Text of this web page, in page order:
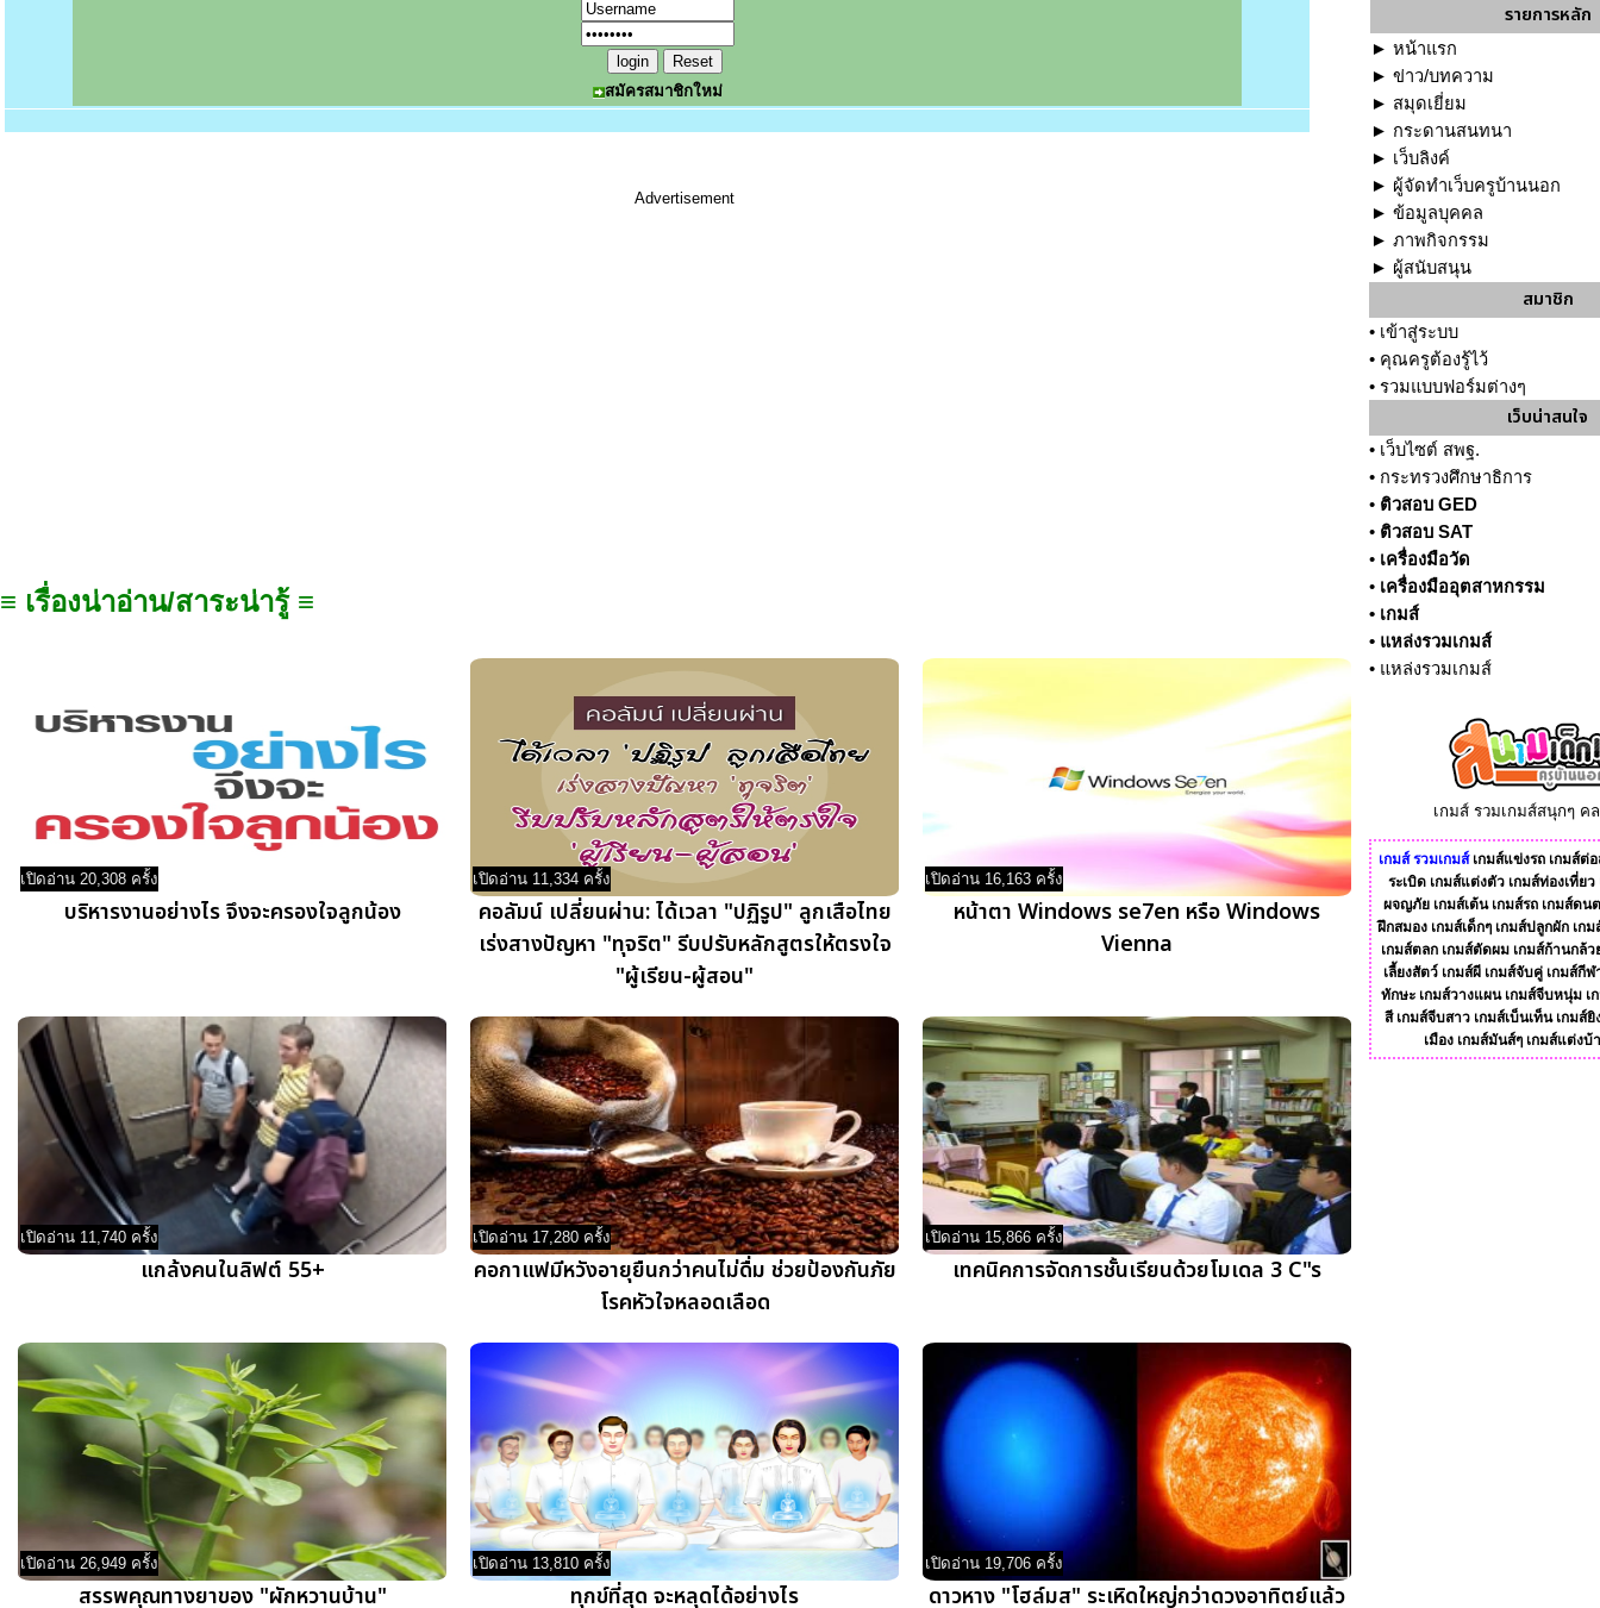
สมัครสมาชิกใหม่
Advertisement
≡ เรื่องน่าอ่าน/สาระน่ารู้ ≡
เปิดอ่าน 20,308 ครั้ง
บริหารงานอย่างไร จึงจะครองใจลูกน้อง
เปิดอ่าน 11,334 ครั้ง
คอลัมน์ เปลี่ยนผ่าน: ได้เวลา "ปฏิรูป" ลูกเสือไทย
เร่งสางปัญหา "ทุจริต" รีบปรับหลักสูตรให้ตรงใจ
"ผู้เรียน-ผู้สอน"
เปิดอ่าน 16,163 ครั้ง
หน้าตา Windows se7en หรือ Windows
Vienna
เปิดอ่าน 11,740 ครั้ง
แกล้งคนในลิฟต์ 55+
เปิดอ่าน 17,280 ครั้ง
คอกาแฟมีหวังอายุยืนกว่าคนไม่ดื่ม ช่วยป้องกันภัย
โรคหัวใจหลอดเลือด
เปิดอ่าน 15,866 ครั้ง
เทคนิคการจัดการชั้นเรียนด้วยโมเดล 3 C"s
เปิดอ่าน 26,949 ครั้ง
สรรพคุณทางยาของ "ผักหวานบ้าน"
เปิดอ่าน 13,810 ครั้ง
ทุกข์ที่สุด จะหลุดได้อย่างไร
เปิดอ่าน 19,706 ครั้ง
ดาวหาง "โฮล์มส" ระเหิดใหญ่กว่าดวงอาทิตย์แล้ว
รายการหลัก
► หน้าแรก
► ข่าว/บทความ
► สมุดเยี่ยม
► กระดานสนทนา
► เว็บลิงค์
► ผู้จัดทำเว็บครูบ้านนอก
► ข้อมูลบุคคล
► ภาพกิจกรรม
► ผู้สนับสนุน
สมาชิก
• เข้าสู่ระบบ
• คุณครูต้องรู้ไว้
• รวมแบบฟอร์มต่างๆ
เว็บน่าสนใจ
• เว็บไซต์ สพฐ.
• กระทรวงศึกษาธิการ
• ติวสอบ GED
• ติวสอบ SAT
• เครื่องมือวัด
• เครื่องมืออุตสาหกรรม
• เกมส์
• แหล่งรวมเกมส์
• แหล่งรวมเกมส์
เกมส์ รวมเกมส์สนุกๆ ค
เกมส์ รวมเกมส์ เกมส์แข่งรถ เกมส์ต่อ
ระเบิด เกมส์แต่งตัว เกมส์ท่องเที่ยว
ผจญภัย เกมส์เต้น เกมส์รถ เกมส์ดน
ฝึกสมอง เกมส์เด็กๆ เกมส์ปลูกผัก เก
เกมส์ตลก เกมส์ตัดผม เกมส์ก้านกล้ว
เลี้ยงสัตว์ เกมส์ผี เกมส์จับคู่ เกมส์กีฬ
ทักษะ เกมส์วางแผน เกมส์จีบหนุ่ม เ
สี เกมส์จีบสาว เกมส์เบ็นเท็น เกมส์ยิ
เมือง เกมส์มันส์ๆ เกมส์แต่งบ้